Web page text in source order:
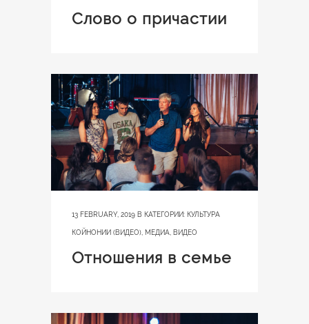
Слово о причастии
13 FEBRUARY, 2019 В КАТЕГОРИИ: КУЛЬТУРА
КОЙНОНИИ (ВИДЕО) МЕДИА ВИДЕО
Отношения в семье